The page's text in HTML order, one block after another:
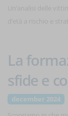
La
sfide e
december 2024